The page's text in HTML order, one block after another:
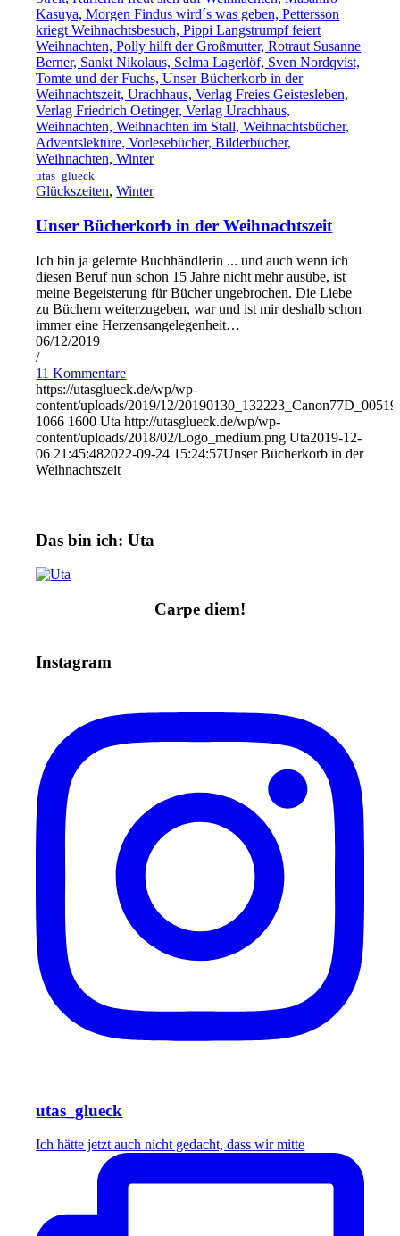
utas_glueck
Glückszeiten,Winter
Unser Bücherkorb in der Weihnachtszeit
Ich bin ja gelernte Buchhändlerin ... und auch wenn ich
diesen Beruf nun schon 15 Jahre nicht mehr ausübe, ist
meine Begeisterung für Bücher ungebrochen. Die Liebe
zu Büchern weiterzugeben, war und ist mir deshalb schon
immer eine Herzensangelegenheit…
06/12/2019
/
11 Kommentare
https://utasglueck.de/wp/wp-
content/uploads/2019/12/
1066 1600 Uta http://utasglueck.de/wp/wp-
content/uploads/2018/02/Logo_medium.png Uta2019-12-
06 21:45:482022-09-24 15:24:57Unser Bücherkorb in der
Weihnachtszeit
Das bin ich: Uta
Carpe diem!
Instagram
utas_glueck
Ich hätte jetzt auch nicht gedacht, dass wir mitte